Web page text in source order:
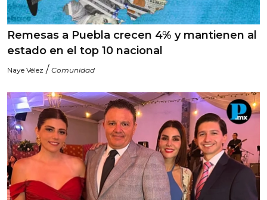
Remesas a Puebla crecen 4% y mantienen al
estado en el top 10 nacional
Naye Vélez / Comunidad